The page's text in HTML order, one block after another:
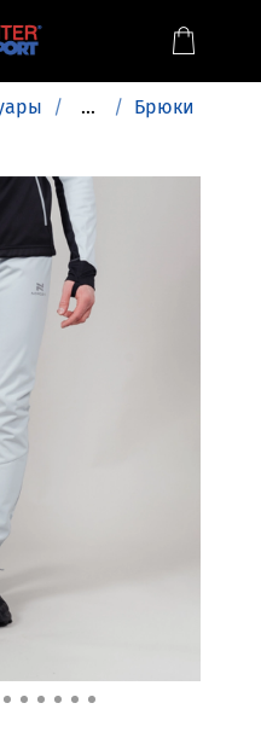
... Брюки